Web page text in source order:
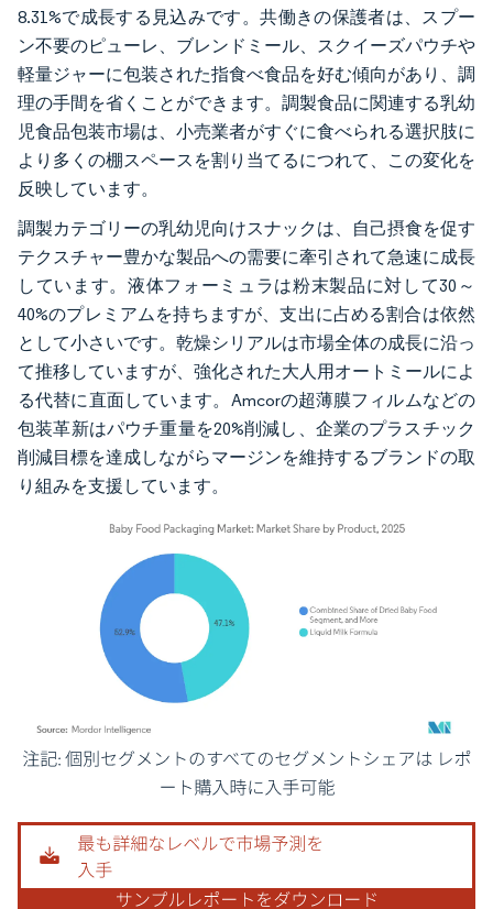
8.31%で成長する見込みです。共働きの保護者は、スプー
ン不要のピューレ、ブレンドミール、スクイーズパウチや
軽量ジャーに包装された指食べ食品を好む傾向があり、調
理の手間を省くことができます。調製食品に関連する乳幼
児食品包装市場は、小売業者がすぐに食べられる選択肢に
より多くの棚スペースを割り当てるにつれて、この変化を
反映しています。
調製カテゴリーの乳幼児向けスナックは、自己摂食を促す
テクスチャー豊かな製品への需要に牽引されて急速に成長
しています。液体フォーミュラは粉末製品に対して30～
40%のプレミアムを持ちますが、支出に占める割合は依然
として小さいです。乾燥シリアルは市場全体の成長に沿っ
て推移していますが、強化された大人用オートミールによ
る代替に直面しています。Amcorの超薄膜フィルムなどの
包装革新はパウチ重量を20%削減し、企業のプラスチック
削減目標を達成しながらマージンを維持するブランドの取
り組みを支援しています。
画像 © Mordor Intelligence。再利用にはCC BY 4.0の表示が必要です。